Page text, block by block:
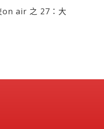
on air 之 27：大